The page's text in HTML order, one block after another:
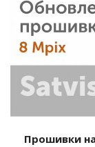
Прошивки